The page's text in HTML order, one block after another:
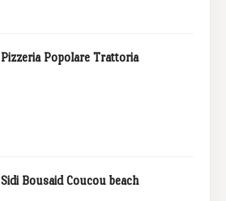
Pizzeria Popolare Trattoria
Sidi Bousaid Coucou beach